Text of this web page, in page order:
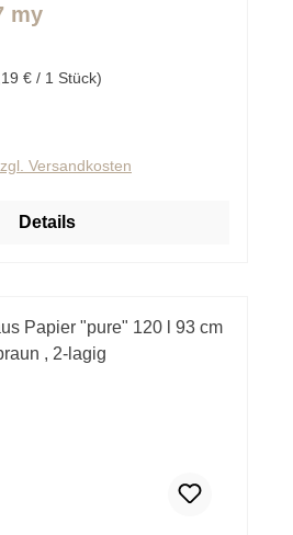
my
€ / 1 Stück)
Versandkosten
Details